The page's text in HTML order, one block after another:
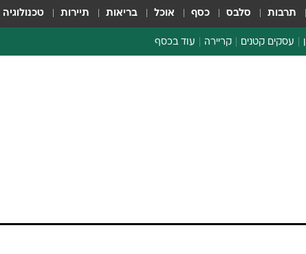
תרבות סלבס כסף אוכל בריאות תיירות טכנולוגיה
עסקים קטנים קריירה עוד בכסף